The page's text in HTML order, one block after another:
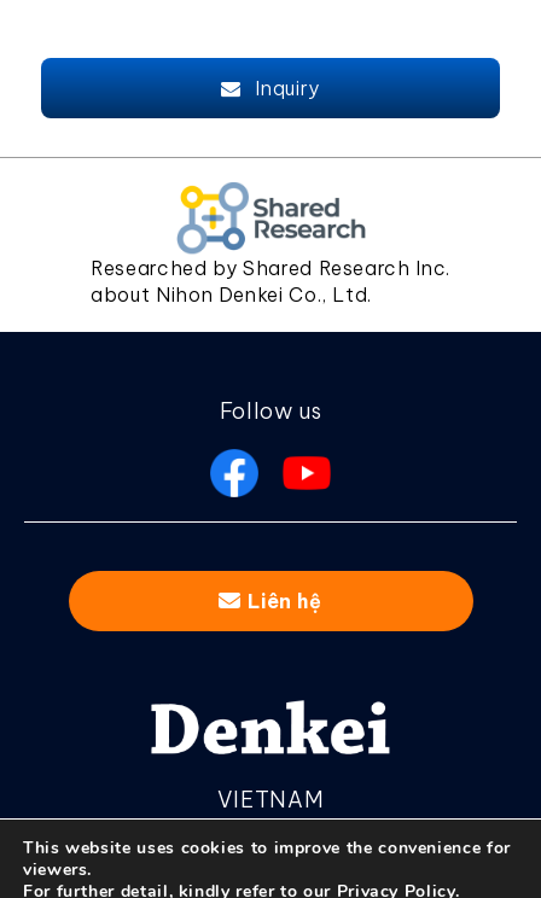
Inquiry
Researched by Shared Research Inc.
about Nihon Denkei Co., Ltd.
Follow us
Liên hệ
VIETNAM
This website uses cookies to improve the convenience for
viewers.
For further detail, kindly refer to our Privacy Policy.